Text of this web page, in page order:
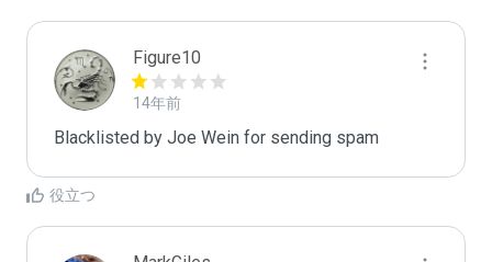
Figure10
14年前
Blacklisted by Joe Wein for sending spam
役立つ